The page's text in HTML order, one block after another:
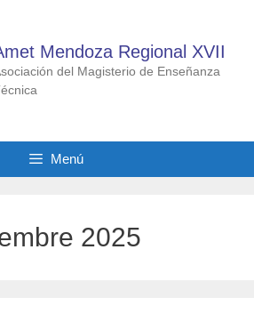
Mendoza Regional XVII
del Magisterio de Enseñanza
Menú
2025